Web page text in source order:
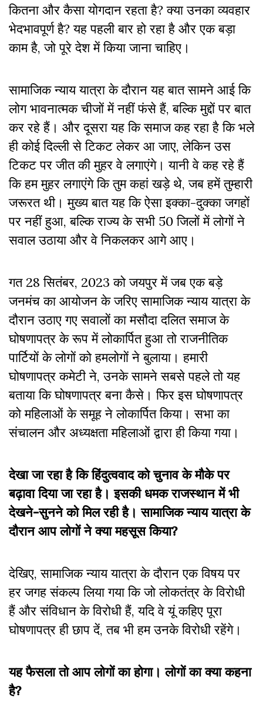
कितना और कैसा योगदान रहता है? क्या उनका व्यवहार
भेदभावपूर्ण है? यह पहली बार हो रहा है और एक बड़ा
काम है, जो पूरे देश में किया जाना चाहिए।
सामाजिक न्याय यात्रा के दौरान यह बात सामने आई कि
लोग भावनात्मक चीजों में नहीं फंसे हैं, बल्कि मुद्दों पर बात
कर रहे हैं। और दूसरा यह कि समाज कह रहा है कि भले
ही कोई दिल्ली से टिकट लेकर आ जाए, लेकिन उस
टिकट पर जीत की मुहर वे लगाएंगे। यानी वे कह रहे हैं
कि हम मुहर लगाएंगे कि तुम कहां खड़े थे, जब हमें तुम्हारी
जरूरत थी। मुख्य बात यह कि ऐसा इक्का-दुक्का जगहों
पर नहीं हुआ, बल्कि राज्य के सभी 50 जिलों में लोगों ने
सवाल उठाया और वे निकलकर आगे आए।
गत 28 सितंबर, 2023 को जयपुर में जब एक बड़े
जनमंच का आयोजन के जरिए सामाजिक न्याय यात्रा के
दौरान उठाए गए सवालों का मसौदा दलित समाज के
घोषणापत्र के रूप में लोकार्पित हुआ तो राजनीतिक
पार्टियों के लोगों को हमलोगों ने बुलाया। हमारी
घोषणापत्र कमेटी ने, उनके सामने सबसे पहले तो यह
बताया कि घोषणापत्र बना कैसे। फिर इस घोषणापत्र
को महिलाओं के समूह ने लोकार्पित किया। सभा का
संचालन और अध्यक्षता महिलाओं द्वारा ही किया गया।
देखा जा रहा है कि हिंदुत्ववाद को चुनाव के मौके पर
बढ़ावा दिया जा रहा है। इसकी धमक राजस्थान में भी
देखने-सुनने को मिल रही है। सामाजिक न्याय यात्रा के
दौरान आप लोगों ने क्या महसूस किया?
देखिए, सामाजिक न्याय यात्रा के दौरान एक विषय पर
हर जगह संकल्प लिया गया कि जो लोकतंत्र के विरोधी
हैं और संविधान के विरोधी हैं, यदि वे यूं कहिए पूरा
घोषणापत्र ही छाप दें, तब भी हम उनके विरोधी रहेंगे।
यह फैसला तो आप लोगों का होगा। लोगों का क्या कहना
है?